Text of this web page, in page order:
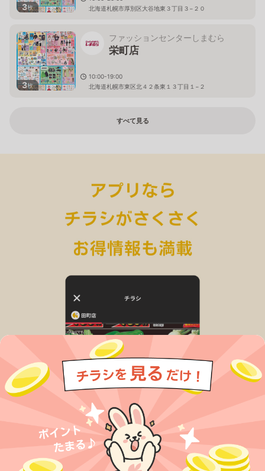
3枚
北海道札幌市厚別区大谷地東３丁目３−２０
3枚
ファッションセンターしまむら
栄町店
10:00-19:00
北海道札幌市東区北４２条東１３丁目１−２
すべて見る